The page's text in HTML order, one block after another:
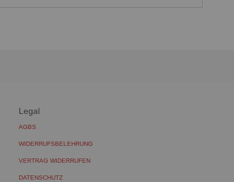
Legal
AGBS
WIDERRUFSBELEHRUNG
VERTRAG WIDERRUFEN
DATENSCHUTZ